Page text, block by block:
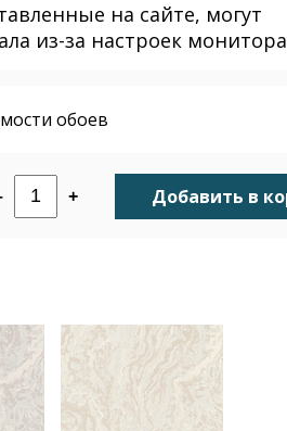
на сайте, могут
из-за настроек
обоев
+ Добавить в